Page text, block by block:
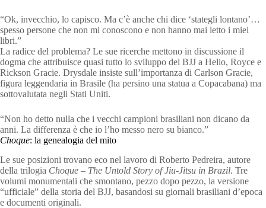
“Ok, invecchio, lo capisco. Ma c’è anche chi dice ‘stategli lontano’…
spesso persone che non mi conoscono e non hanno mai letto i miei
libri.”
La radice del problema? Le sue ricerche mettono in discussione il
dogma che attribuisce quasi tutto lo sviluppo del BJJ a Helio, Royce e
Rickson Gracie. Drysdale insiste sull’importanza di Carlson Gracie,
figura leggendaria in Brasile (ha persino una statua a Copacabana) ma
sottovalutata negli Stati Uniti.
“Non ho detto nulla che i vecchi campioni brasiliani non dicano da
anni. La differenza è che io l’ho messo nero su bianco.”
Choque: la genealogia del mito
Le sue posizioni trovano eco nel lavoro di Roberto Pedreira, autore
della trilogia Choque – The Untold Story of Jiu-Jitsu in Brazil. Tre
volumi monumentali che smontano, pezzo dopo pezzo, la versione
“ufficiale” della storia del BJJ, basandosi su giornali brasiliani d’epoca
e documenti originali.